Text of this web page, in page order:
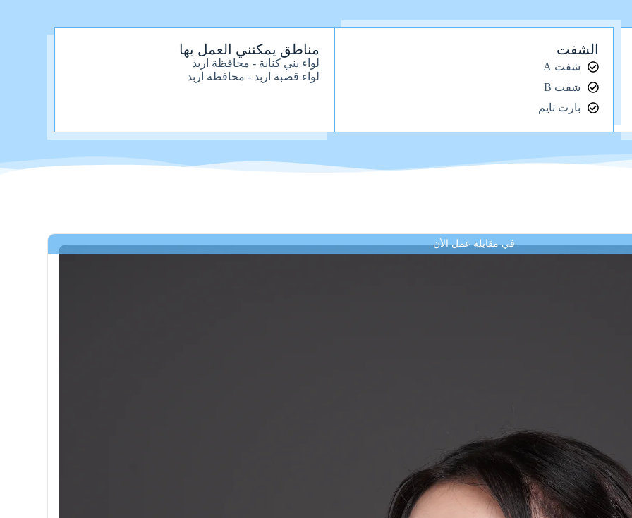
الشفت
شفت A
شفت B
بارت تايم
مناطق يمكنني العمل بها
لواء بني كنانة - محافظة اربد
لواء قصبة اربد - محافظة اربد
في مقابلة عمل الأن